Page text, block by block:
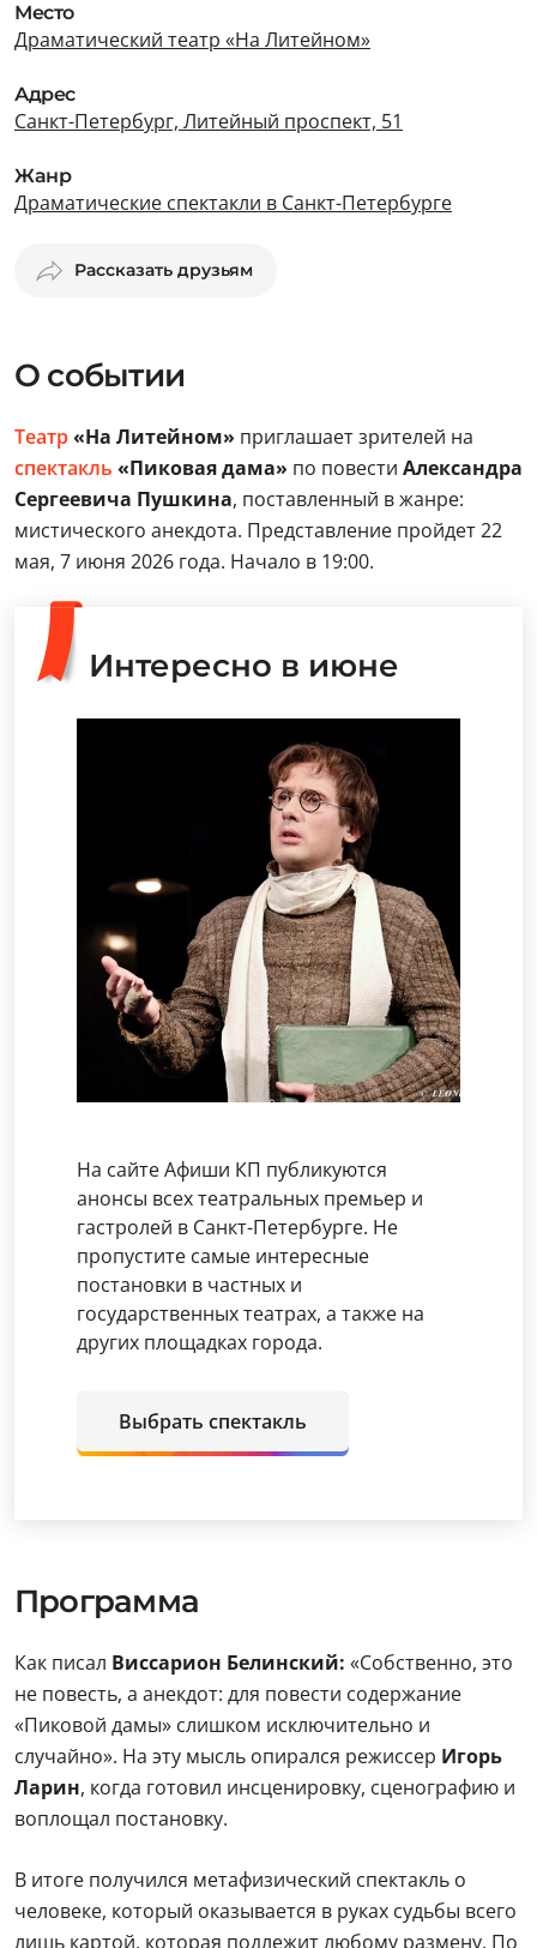
Место
Драматический театр «На Литейном»
Адрес
Санкт-Петербург, Литейный проспект, 51
Жанр
Драматические спектакли в Санкт-Петербурге
Рассказать друзьям
О событии
Театр«На Литейном» приглашает зрителей на
спектакль «Пиковая дама» по повести Александра
Сергеевича Пушкина, поставленный в жанре:
мистического анекдота. Представление пройдет 22
мая, 7 июня 2026 года. Начало в 19:00.
Интересно в июне
На сайте Афиши КП публикуются
анонсы всех театральных премьер и
гастролей в Санкт-Петербурге. Не
пропустите самые интересные
постановки в частных и
государственных театрах, а также на
других площадках города.
Выбрать спектакль
Программа
Как писал Виссарион Белинский: «Собственно, это
не повесть, а анекдот: для повести содержание
«Пиковой дамы» слишком исключительно и
случайно». На эту мысль опирался режиссер Игорь
Ларин, когда готовил инсценировку, сценографию и
воплощал постановку.
В итоге получился метафизический спектакль о
человеке, который оказывается в руках судьбы всего
лишь картой, которая подлежит любому размену. По